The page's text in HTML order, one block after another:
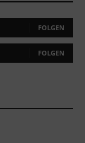
FOLGEN
FOLGEN